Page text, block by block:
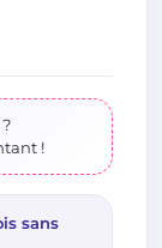
!
sans